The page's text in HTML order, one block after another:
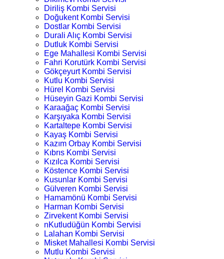
Diriliş Kombi Servisi
Doğukent Kombi Servisi
Dostlar Kombi Servisi
Durali Alıç Kombi Servisi
Dutluk Kombi Servisi
Ege Mahallesi Kombi Servisi
Fahri Korutürk Kombi Servisi
Gökçeyurt Kombi Servisi
Kutlu Kombi Servisi
Hürel Kombi Servisi
Hüseyin Gazi Kombi Servisi
Karaağaç Kombi Servisi
Karşıyaka Kombi Servisi
Kartaltepe Kombi Servisi
Kayaş Kombi Servisi
Kazım Orbay Kombi Servisi
Kıbrıs Kombi Servisi
Kızılca Kombi Servisi
Köstence Kombi Servisi
Kusunlar Kombi Servisi
Gülveren Kombi Servisi
Hamamönü Kombi Servisi
Harman Kombi Servisi
Zirvekent Kombi Servisi
nKutludüğün Kombi Servisi
Lalahan Kombi Servisi
Misket Mahallesi Kombi Servisi
Mutlu Kombi Servisi